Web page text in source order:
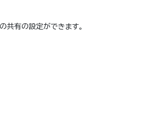
共有の設定ができます。